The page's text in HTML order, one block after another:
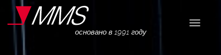
основано в 1991 году